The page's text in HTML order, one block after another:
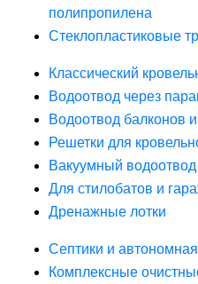
полипропилена
Стеклопластиковые
Классический
Водоотвод через
Водоотвод балконов
Решетки для
Вакуумный водоотвод
Для стилобатов и
Дренажные лотки
Септики и
Комплексные